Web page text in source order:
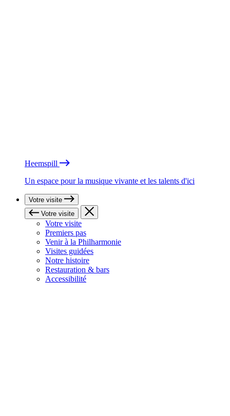
Heemspill
Un espace pour la musique vivante et les talents d'ici
Votre visite
Votre visite
Votre visite
Premiers pas
Venir à la Philharmonie
Visites guidées
Notre histoire
Restauration & bars
Accessibilité